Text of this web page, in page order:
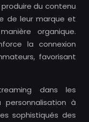
du contenu
de leur marque et
organique.
la connexion
favorisant
dans les
à
sophistiqués des